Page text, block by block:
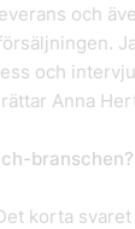
och
och
Anna
branschen?
korta svaret